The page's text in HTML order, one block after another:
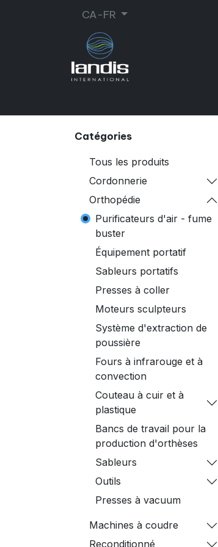
CA-FR
Catégories
Tous les produits
Cordonnerie
Orthopédie
Purificateurs d'air - fume
buster
Équipement portatif
Sableurs portatifs
Presses à coller
Moteurs sculpteurs
Système d'extraction de
poussière
Fours à infrarouge et à
convection
Couteau à cuir et à
plastique
Bancs de travail pour la
production d'orthèses
Sableurs
Outils
Presses à vacuum
Machines à coudre
Reconditionné